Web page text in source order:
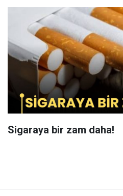
Sigaraya bir zam daha!